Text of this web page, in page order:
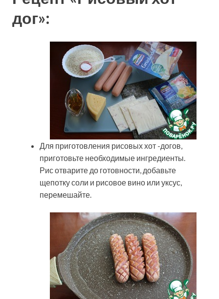
дог»:
Для приготовления рисовых хот -догов,
приготовьте необходимые ингредиенты.
Рис отварите до готовности, добавьте
щепотку соли и рисовое вино или уксус,
перемешайте.